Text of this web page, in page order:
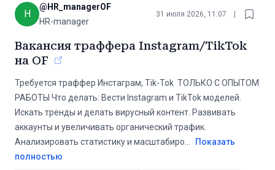
H
@ HR_managerOF
HR-manager
31 июля 2026, 11:07
Вакансия траффера Instagram/TikTok
на OF
️Требуется траффер Инстаграм, Tik-Tok ️ ️ТОЛЬКО С ОПЫТОМ
РАБОТЫ️ Что делать: Вести Instagram и TikTok моделей.
Искать тренды и делать вирусный контент. Развивать
аккаунты и увеличивать органический трафик.
Анализировать статистику и масштабиро
Показать
полностью